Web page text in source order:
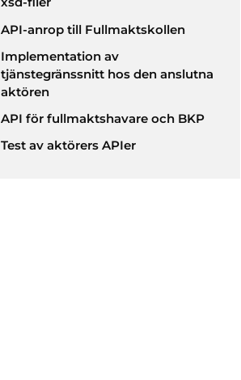
API-anrop till Fullmaktskollen
Implementation av
tjänstegränssnitt hos den anslutna
aktören
API för fullmaktshavare och BKP
Test av aktörers APIer